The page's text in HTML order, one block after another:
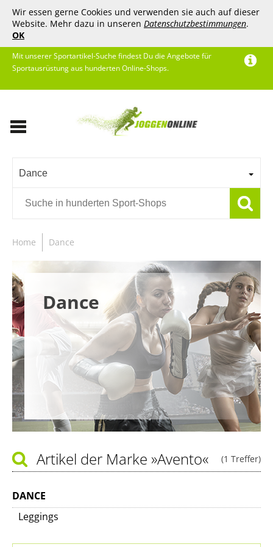
Wir essen gerne Cookies und verwenden sie auch auf dieser
Website. Mehr dazu in unseren Datenschutzbestimmungen.
OK
Mit unserer Sportartikel-Suche findest Du die Angebote für
Sportausrüstung aus hunderten Online-Shops.
Dance
Home Dance
Dance
(1 Treffer)
Artikel der Marke »Avento«
DANCE
Leggings